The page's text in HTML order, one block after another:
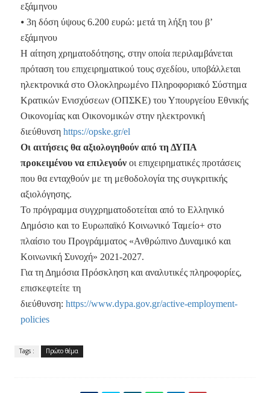
εξάμηνου
⦁ 3η δόση ύψους 6.200 ευρώ: μετά τη λήξη του β’
εξάμηνου
Η αίτηση χρηματοδότησης, στην οποία περιλαμβάνεται
πρόταση του επιχειρηματικού τους σχεδίου, υποβάλλεται
ηλεκτρονικά στο Ολοκληρωμένο Πληροφοριακό Σύστημα
Κρατικών Ενισχύσεων (ΟΠΣΚΕ) του Υπουργείου Εθνικής
Οικονομίας και Οικονομικών στην ηλεκτρονική
διεύθυνση https://opske.gr/el
Οι αιτήσεις θα αξιολογηθούν από τη ΔΥΠΑ
προκειμένου να επιλεγούνοι επιχειρηματικές προτάσεις
που θα ενταχθούν με τη μεθοδολογία της συγκριτικής
αξιολόγησης.
Το πρόγραμμα συγχρηματοδοτείται από το Ελληνικό
Δημόσιο και το Ευρωπαϊκό Κοινωνικό Ταμείο+ στο
πλαίσιο του Προγράμματος «Ανθρώπινο Δυναμικό και
Κοινωνική Συνοχή» 2021-2027.
Για τη Δημόσια Πρόσκληση και αναλυτικές πληροφορίες,
επισκεφτείτε τη
διεύθυνση: https://www.dypa.gov.gr/active-employment-
policies
Tags : Πρώτο θέμα